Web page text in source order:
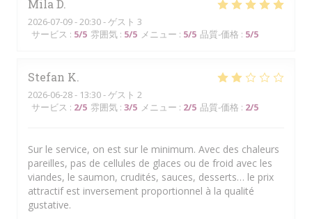
Mila D
2026-07-09- 20:30 - ゲスト 3
サービス : 5/5 雰囲気 : 5/5 メニュー : 5/5 品質-価格 : 5/5
Stefan K
2026-06-28- 13:30 - ゲスト 2
サービス : 2/5 雰囲気 : 3/5 メニュー : 2/5 品質-価格 : 2/5
Sur le service, on est sur le minimum. Avec des chaleurs
pareilles, pas de cellules de glaces ou de froid avec les
viandes, le saumon, crudités, sauces, desserts… le prix
attractif est inversement proportionnel à la qualité
gustative.